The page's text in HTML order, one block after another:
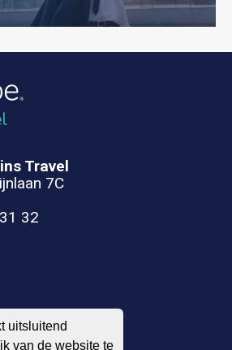
uitsluitend
van de website te
Travel
7C
32